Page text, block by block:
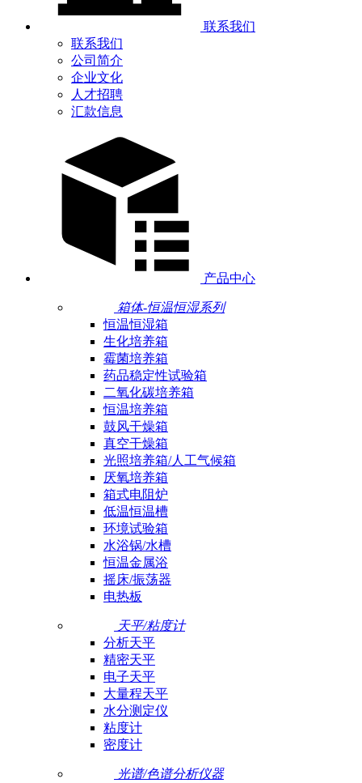
联系我们
联系我们
公司简介
企业文化
人才招聘
汇款信息
产品中心
箱体-恒温恒湿系列
恒温恒湿箱
生化培养箱
霉菌培养箱
药品稳定性试验箱
二氧化碳培养箱
恒温培养箱
鼓风干燥箱
真空干燥箱
光照培养箱/人工气候箱
厌氧培养箱
箱式电阻炉
低温恒温槽
环境试验箱
水浴锅/水槽
恒温金属浴
摇床/振荡器
电热板
天平/粘度计
分析天平
精密天平
电子天平
大量程天平
水分测定仪
粘度计
密度计
光谱/色谱分析仪器